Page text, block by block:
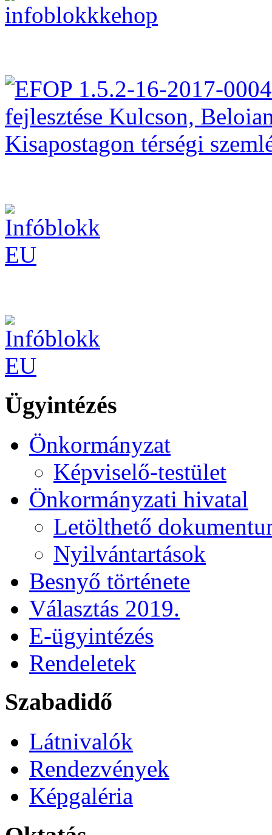
Ügyintézés
Önkormányzat
Képviselő-testület
Önkormányzati hivatal
Letölthető
Nyilvántartások
Besnyő története
Választás 2019.
E-ügyintézés
Rendeletek
Szabadidő
Látnivalók
Rendezvények
Képgaléria